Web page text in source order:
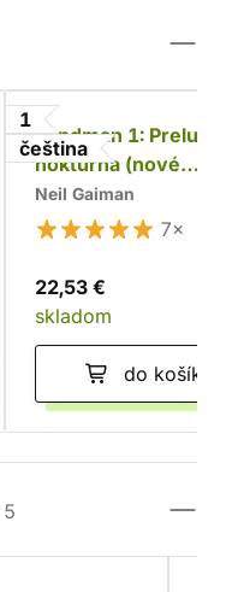
1
čeština
Sandman 1:
nokturna (nové
barevné vydání)
Neil Gaiman
7×
22,53 €
skladom
do košíka
5